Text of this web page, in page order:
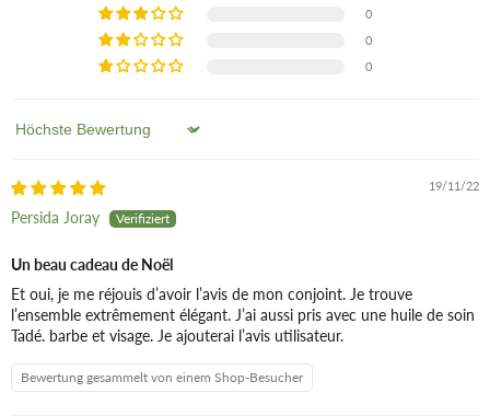
Auch „Speckstein“ genannt; klare Linien; guter Halt.
HIER erhältlich
Fettsäuren, rein pflanzlich, ergiebig; bereitet die Haut vor,
schützt sie vor Rasurbrand, verleiht zarter Haut ein
0
0
0
Sort by
19/11/22
Persida Joray
Un beau cadeau de Noël
Et oui, je me réjouis d’avoir l’avis de mon conjoint. Je trouve
l’ensemble extrêmement élégant. J’ai aussi pris avec une huile de soin
Tadé. barbe et visage. Je ajouterai l’avis utilisateur.
Bewertung gesammelt von einem Shop-Besucher